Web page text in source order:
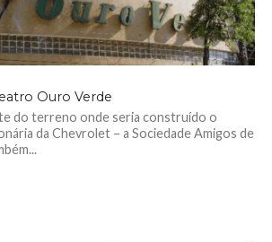
Ouro Verde
do terreno onde seria construído o
da Chevrolet – a Sociedade Amigos de